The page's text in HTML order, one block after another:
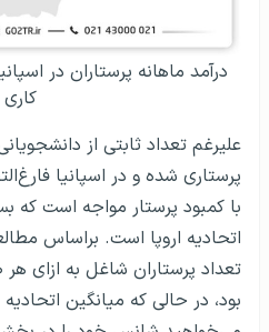
درآمد ماهانه پرستاران در
کاری
علیرغم تعداد ثابتی از
پرستاری شده و در اسپانیا
با کمبود پرستار مواجه است که
اتحادیه اروپا است. براساس